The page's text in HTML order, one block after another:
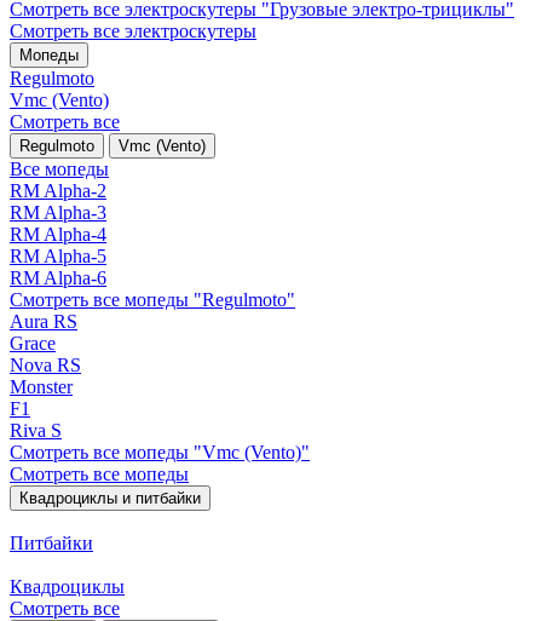
Смотреть все электро­скутеры "Грузовые электро‑трициклы"
Смотреть все электро­скутеры
Мопеды
Regulmoto
Vmc (Vento)
Смотреть все
Regulmoto Vmc (Vento)
Все мопеды
RM Alpha-2
RM Alpha-3
RM Alpha-4
RM Alpha-5
RM Alpha-6
Смотреть все мопеды "Regulmoto"
Aura RS
Grace
Nova RS
Monster
F1
Riva S
Смотреть все мопеды "Vmc (Vento)"
Смотреть все мопеды
Квадроциклы и питбайки
Питбайки
Квадроциклы
Смотреть все